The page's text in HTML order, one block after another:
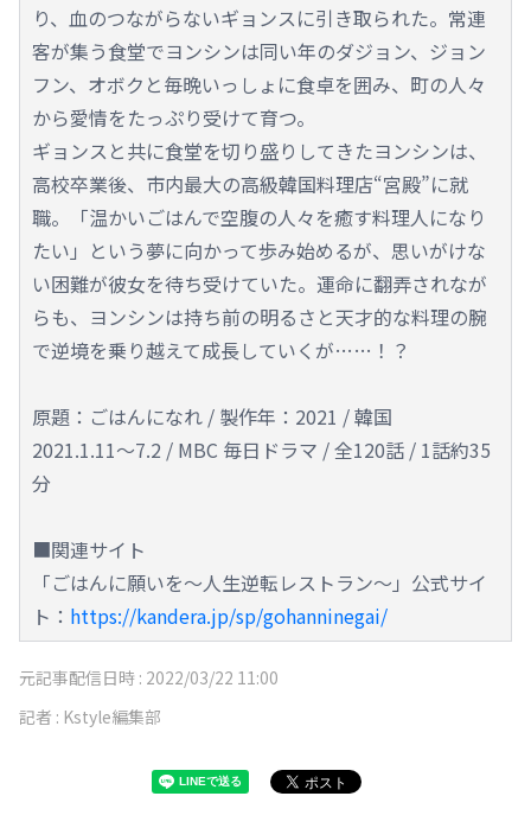
り、血のつながらないギョンスに引き取られた。常連
客が集う食堂でヨンシンは同い年のダジョン、ジョン
フン、オボクと毎晩いっしょに食卓を囲み、町の人々
から愛情をたっぷり受けて育つ。
ギョンスと共に食堂を切り盛りしてきたヨンシンは、
高校卒業後、市内最大の高級韓国料理店“宮殿”に就
職。「温かいごはんで空腹の人々を癒す料理人になり
たい」という夢に向かって歩み始めるが、思いがけな
い困難が彼女を待ち受けていた。運命に翻弄されなが
らも、ヨンシンは持ち前の明るさと天才的な料理の腕
で逆境を乗り越えて成長していくが……！？
原題：ごはんになれ / 製作年：2021 / 韓国
2021.1.11～7.2 / MBC 毎日ドラマ / 全120話 / 1話約35
分
■関連サイト
「ごはんに願いを～人生逆転レストラン～」公式サイ
ト： https://kandera.jp/sp/gohanninegai/
元記事配信日時 : 2022/03/22 11:00
記者 : Kstyle編集部